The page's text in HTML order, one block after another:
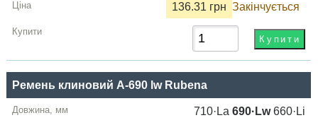
136.31 грн Закінчується
Ремень клиновий A-690 lw Rubena
710·La690·Lw660·Li